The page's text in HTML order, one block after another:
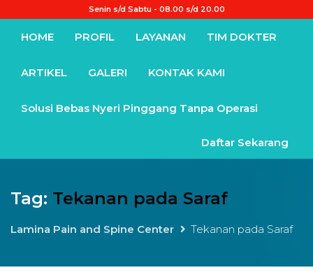
Senin s/d Sabtu - 08.00 s/d 20.00
HOME PROFIL LAYANAN TIM DOKTER
ARTIKEL GALERI KONTAK KAMI
Solusi Bebas Nyeri Pinggang Tanpa Operasi
Daftar Sekarang
Tag: Tekanan pada Saraf
Lamina Pain and Spine Center Tekanan pada Saraf